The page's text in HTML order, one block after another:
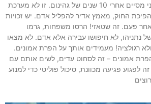
חריף נגד הפרקליטות: אני מסיים אחרי 10 שנים של גהינום. זו לא מערכת
החוק, מאמץ אדיר להפליל אדם. יש זכויות
פעם. זה שטאזי! הרסו משפחות, גרמו
נתניהו, לא חיפושו עבירה אלא אדם. לא מצאו
רגולציה! מעמידים אותך על הפרת אמונים.
אמונים – זה לסחוט עדים, לשים אותם עם
לפגוע פגיעה מכוונת, סיכול פוליטי כדי למנוע